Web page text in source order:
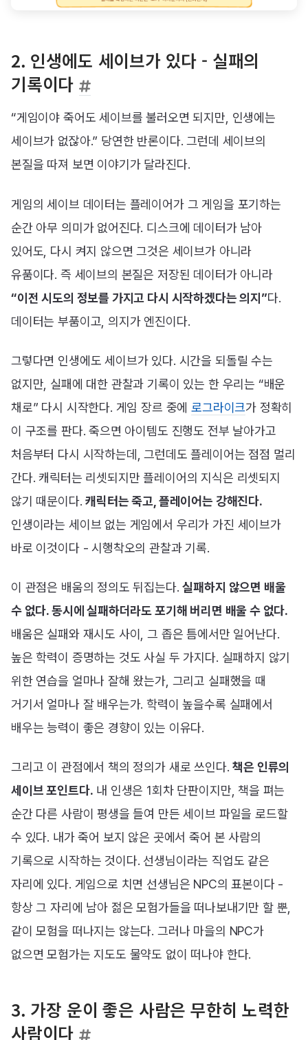
2. 인생에도 세이브가 있다 - 실패의
기록이다
“게임이야 죽어도 세이브를 불러오면 되지만, 인생에는
세이브가 없잖아.” 당연한 반론이다. 그런데 세이브의
본질을 따져 보면 이야기가 달라진다.
게임의 세이브 데이터는 플레이어가 그 게임을 포기하는
순간 아무 의미가 없어진다. 디스크에 데이터가 남아
있어도, 다시 켜지 않으면 그것은 세이브가 아니라
유품이다. 즉 세이브의 본질은 저장된 데이터가 아니라
“이전 시도의 정보를 가지고 다시 시작하겠다는 의지”다.
데이터는 부품이고, 의지가 엔진이다.
그렇다면 인생에도 세이브가 있다. 시간을 되돌릴 수는
없지만, 실패에 대한 관찰과 기록이 있는 한 우리는 “배운
채로” 다시 시작한다. 게임 장르 중에로그라이크가 정확히
이 구조를 판다. 죽으면 아이템도 진행도 전부 날아가고
처음부터 다시 시작하는데, 그런데도 플레이어는 점점 멀리
간다. 캐릭터는 리셋되지만 플레이어의 지식은 리셋되지
않기 때문이다.캐릭터는 죽고, 플레이어는 강해진다.
인생이라는 세이브 없는 게임에서 우리가 가진 세이브가
바로 이것이다 - 시행착오의 관찰과 기록.
이 관점은 배움의 정의도 뒤집는다.실패하지 않으면 배울
수 없다. 동시에 실패하더라도 포기해 버리면 배울 수 없다.
배움은 실패와 재시도 사이, 그 좁은 틈에서만 일어난다.
높은 학력이 증명하는 것도 사실 두 가지다. 실패하지 않기
위한 연습을 얼마나 잘해 왔는가, 그리고 실패했을 때
거기서 얼마나 잘 배우는가. 학력이 높을수록 실패에서
배우는 능력이 좋은 경향이 있는 이유다.
그리고 이 관점에서 책의 정의가 새로 쓰인다.책은 인류의
세이브 포인트다. 내 인생은 1회차 단판이지만, 책을 펴는
순간 다른 사람이 평생을 들여 만든 세이브 파일을 로드할
수 있다. 내가 죽어 보지 않은 곳에서 죽어 본 사람의
기록으로 시작하는 것이다. 선생님이라는 직업도 같은
자리에 있다. 게임으로 치면 선생님은 NPC의 표본이다 -
항상 그 자리에 남아 젊은 모험가들을 떠나보내기만 할 뿐,
같이 모험을 떠나지는 않는다. 그러나 마을의 NPC가
없으면 모험가는 지도도 물약도 없이 떠나야 한다.
3. 가장 운이 좋은 사람은 무한히 노력한
사람이다